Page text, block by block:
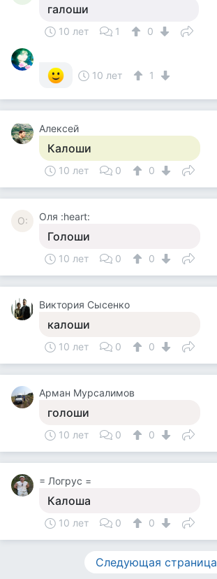
галоши
10 лет 1 0
10 лет 1
Алексей
Калоши
10 лет 0 0
О: Оля :heart:
Голоши
10 лет 0 0
Виктория Сысенко
калоши
10 лет 0 0
Арман Мурсалимов
голоши
10 лет 0 0
= Логрус =
Калоша
10 лет 0 0
Следующая страница